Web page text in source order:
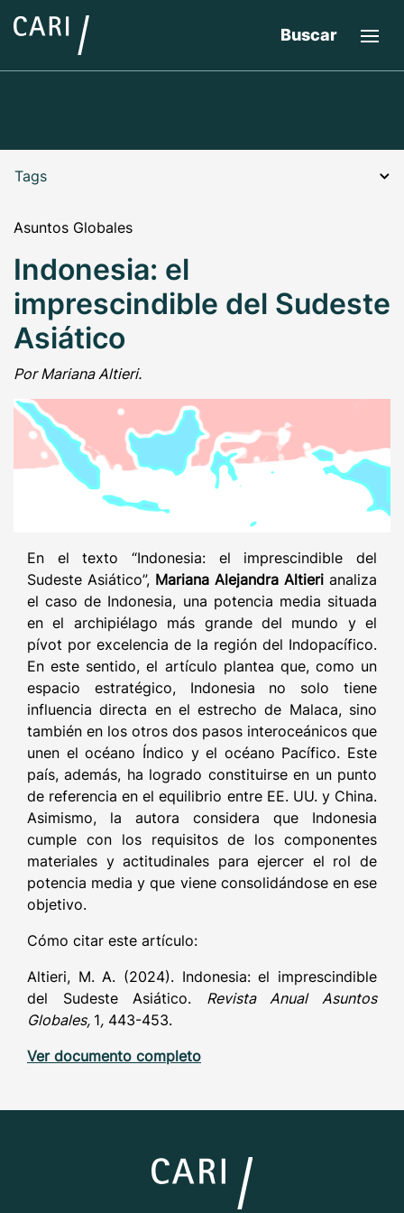
Buscar
Asuntos Globales
Indonesia: el
imprescindible del Sudeste
Asiático
Por Mariana Altieri.
En el texto “Indonesia: el imprescindible del
Sudeste Asiático”, Mariana Alejandra Altieri analiza
el caso de Indonesia, una potencia media situada
en el archipiélago más grande del mundo y el
pívot por excelencia de la región del Indopacífico.
En este sentido, el artículo plantea que, como un
espacio estratégico, Indonesia no solo tiene
influencia directa en el estrecho de Malaca, sino
también en los otros dos pasos interoceánicos que
unen el océano Índico y el océano Pacífico. Este
país, además, ha logrado constituirse en un punto
de referencia en el equilibrio entre EE. UU. y China.
Asimismo, la autora considera que Indonesia
cumple con los requisitos de los componentes
materiales y actitudinales para ejercer el rol de
potencia media y que viene consolidándose en ese
objetivo.
Cómo citar este artículo:
Altieri, M. A. (2024). Indonesia: el imprescindible
del Sudeste Asiático. Revista Anual Asuntos
Globales, 1, 443-453.
Ver documento completo
Tags